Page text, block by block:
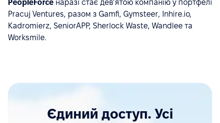
PeopleForce наразі стає дев’ятою компанію у портфелі
Pracuj Ventures, разом з Gamfi, Gymsteer, Inhire.io,
Kadromierz, SeniorAPP, Sherlock Waste, Wandlee та
Worksmile.
Єдиний доступ. Усі